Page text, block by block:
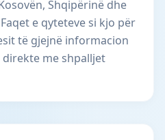
Shqipërinë dhe
e qyteteve si kjo për
të gjejnë informacion
me shpalljet